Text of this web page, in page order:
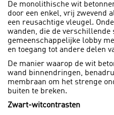
De monolithische wit
door een enkel, vrij zwevend
een reusachtige vleugel.
wanden, die de verschillende
gemeenschappelijke lobby
en toegang tot andere delen
De manier waarop de wit
wand binnendringen,
membraan om het strenge
buiten te breken.
Zwart-witcontrasten